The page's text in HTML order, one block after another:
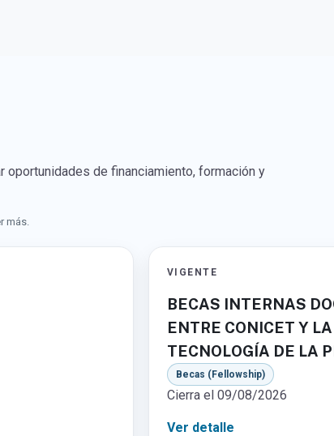
de financiamiento, formación y
más.
VIGENTE
BECAS INTERNAS
ENTRE CONICET Y
TECNOLOGÍA DE LA
Becas (Fellowship)
Cierra el 09/08/2026
Ver detalle